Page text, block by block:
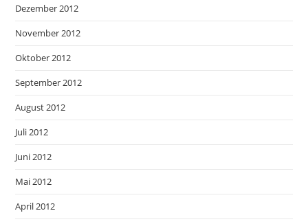
Dezember 2012
November 2012
Oktober 2012
September 2012
August 2012
Juli 2012
Juni 2012
Mai 2012
April 2012